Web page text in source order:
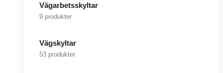
Vägarbetsskyltar
9 produkter
Vägskyltar
53 produkter